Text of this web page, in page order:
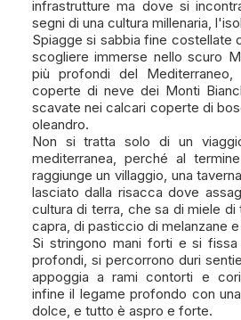
infrastrutture ma dove si
segni di una cultura millenaria,
Spiagge si sabbia fine costellate
scogliere immerse nello scuro
più profondi del
coperte di neve dei Monti
scavate nei calcari coperte di
oleandro.
Non si tratta solo di un
mediterranea, perché al
raggiunge un villaggio, una
lasciato dalla risacca dove
cultura di terra, che sa di miele
capra, di pasticcio di melanzane
Si stringono mani forti e si
profondi, si percorrono duri
appoggia a rami contorti e
infine il legame profondo con
dolce, e tutto è aspro e forte.